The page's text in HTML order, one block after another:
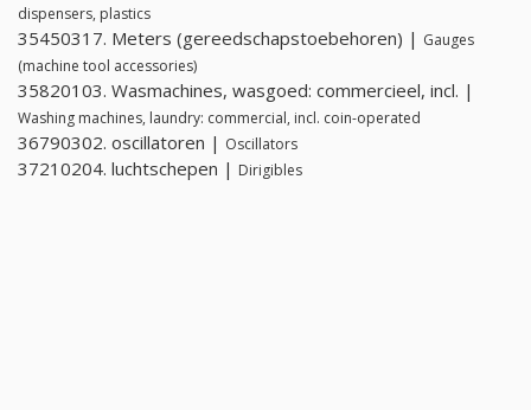
dispensers, plastics
35450317. Meters (gereedschapstoebehoren) | Gauges
(machine tool accessories)
35820103. Wasmachines, wasgoed: commercieel, incl. |
Washing machines, laundry: commercial, incl. coin-operated
36790302. oscillatoren | Oscillators
37210204. luchtschepen | Dirigibles